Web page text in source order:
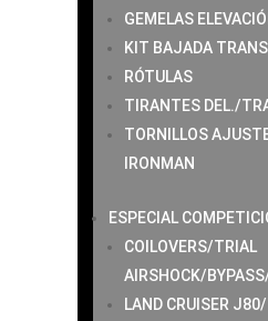
GEMELAS
KIT BAJADA
RÓTULAS
TIRANTES DEL./
TORNILLOS
IRONMAN
ESPECIAL
COILOVERS/TRIAL
AIRSHOCK/
LAND CRUISER